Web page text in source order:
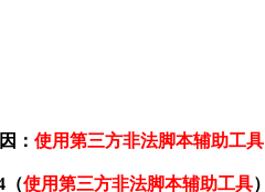
： 使用第三方非法脚本辅助工具
（使用第三方非法脚本辅助工具）